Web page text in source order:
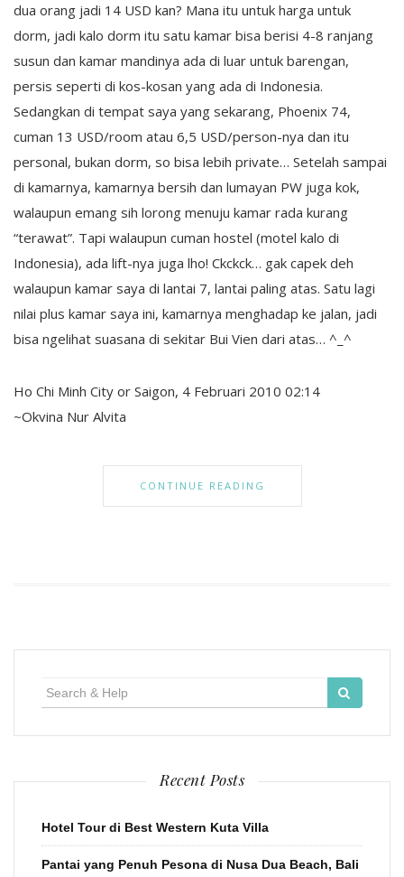
dua orang jadi 14 USD kan? Mana itu untuk harga untuk
dorm, jadi kalo dorm itu satu kamar bisa berisi 4-8 ranjang
susun dan kamar mandinya ada di luar untuk barengan,
persis seperti di kos-kosan yang ada di Indonesia.
Sedangkan di tempat saya yang sekarang, Phoenix 74,
cuman 13 USD/room atau 6,5 USD/person-nya dan itu
personal, bukan dorm, so bisa lebih private… Setelah sampai
di kamarnya, kamarnya bersih dan lumayan PW juga kok,
walaupun emang sih lorong menuju kamar rada kurang
“terawat”. Tapi walaupun cuman hostel (motel kalo di
Indonesia), ada lift-nya juga lho! Ckckck… gak capek deh
walaupun kamar saya di lantai 7, lantai paling atas. Satu lagi
nilai plus kamar saya ini, kamarnya menghadap ke jalan, jadi
bisa ngelihat suasana di sekitar Bui Vien dari atas… ^_^
Ho Chi Minh City or Saigon, 4 Februari 2010 02:14
~Okvina Nur Alvita
CONTINUE READING
for:
Recent Posts
Hotel Tour di Best Western Kuta Villa
Pantai yang Penuh Pesona di Nusa Dua Beach, Bali